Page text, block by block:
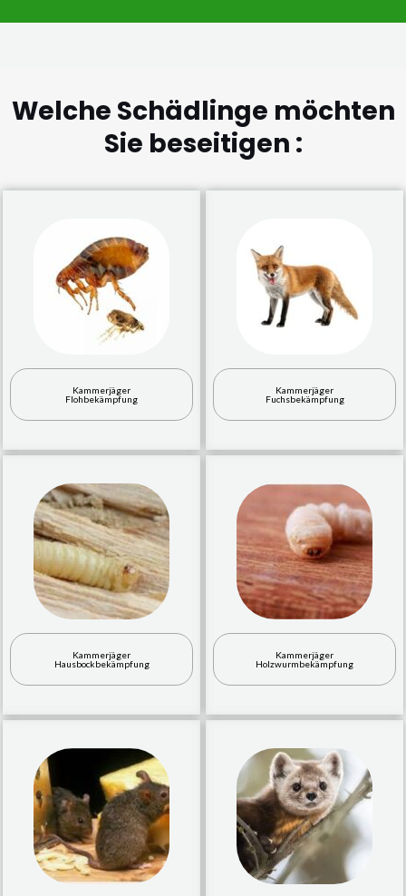
Welche Schädlinge möchten
Sie beseitigen :
Kammerjäger
Flohbekämpfung
Kammerjäger
Fuchsbekämpfung
Kammerjäger
Hausbockbekämpfung
Kammerjäger
Holzwurmbekämpfung